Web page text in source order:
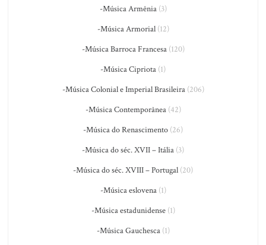
-Música Armênia(3)
-Música Armorial(12)
-Música Barroca Francesa(120)
-Música Cipriota (1)
-Música Colonial e Imperial Brasileira(206)
-Música Contemporânea(42)
-Música do Renascimento (26)
-Música do séc. XVII – Itália (3)
-Música do séc. XVIII – Portugal (20)
-Música eslovena(1)
-Música estadunidense(1)
-Música Gauchesca(1)